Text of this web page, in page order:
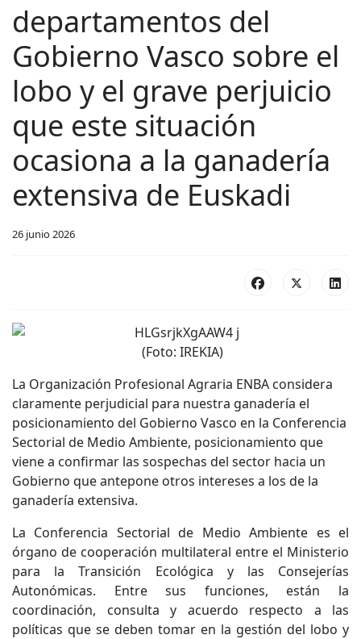
departamentos del
Gobierno Vasco sobre el
lobo y el grave perjuicio
que este situación
ocasiona a la ganadería
extensiva de Euskadi
26 junio 2026
(Foto: IREKIA)
La Organización Profesional Agraria ENBA considera
claramente perjudicial para nuestra ganadería el
posicionamiento del Gobierno Vasco en la Conferencia
Sectorial de Medio Ambiente, posicionamiento que
viene a confirmar las sospechas del sector hacia un
Gobierno que antepone otros intereses a los de la
ganadería extensiva.
La Conferencia Sectorial de Medio Ambiente es el
órgano de cooperación multilateral entre el Ministerio
para la Transición Ecológica y las Consejerías
Autonómicas. Entre sus funciones, están la
coordinación, consulta y acuerdo respecto a las
políticas que se deben tomar en la gestión del lobo y